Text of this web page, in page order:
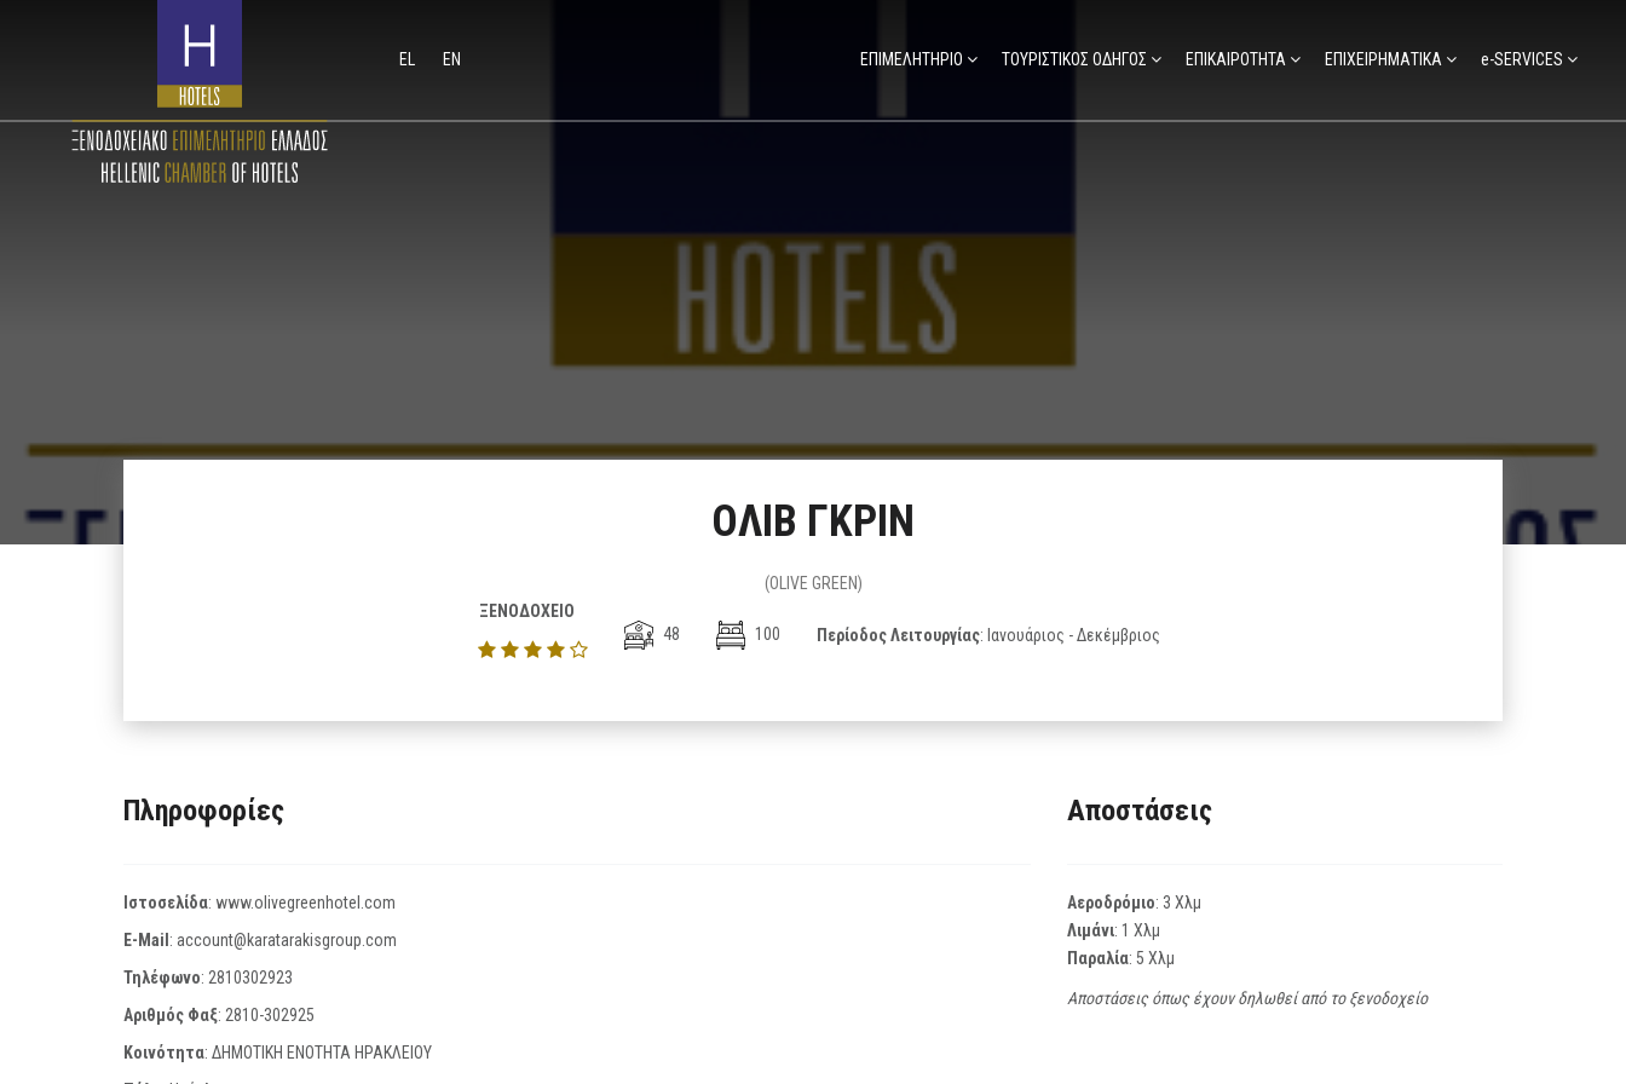
EL EN ΕΠΙΜΕΛΗΤΗΡΙΟ ΤΟΥΡΙΣΤΙΚΟΣ ΟΔΗΓΟΣ ΕΠΙΚΑΙΡΟΤΗΤΑ ΕΠΙΧΕΙΡΗΜΑΤΙΚΑ e-SERVICES
ΟΛΙΒ ΓΚΡΙΝ
(OLIVE GREEN)
ΞΕΝΟΔΟΧΕΙΟ
48
100 Περίοδος Λειτουργίας: Ιανουάριος - Δεκέμβριος
Πληροφορίες
Ιστοσελίδα: www.olivegreenhotel.com
E-Mail : account@karatarakisgroup.com
Τηλέφωνο: 2810302923
Αριθμός Φαξ: 2810-302925
Κοινότητα: ΔΗΜΟΤΙΚΗ ΕΝΟΤΗΤΑ ΗΡΑΚΛΕΙΟΥ
Αποστάσεις
Αεροδρόμιο: 3 Χλμ
Λιμάνι: 1 Χλμ
Παραλία: 5 Χλμ
Αποστάσεις όπως έχουν δηλωθεί από το ξενοδοχείο